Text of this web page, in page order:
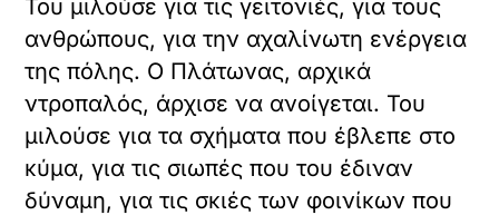
Του μιλούσε για τις γειτονιές, για τους
ανθρώπους, για την αχαλίνωτη ενέργεια
της πόλης. Ο Πλάτωνας, αρχικά
ντροπαλός, άρχισε να ανοίγεται. Του
μιλούσε για τα σχήματα που έβλεπε στο
κύμα, για τις σιωπές που του έδιναν
δύναμη, για τις σκιές των φοινίκων που